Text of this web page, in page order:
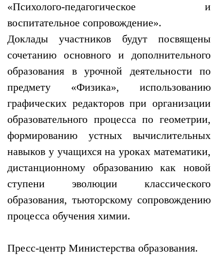
«Психолого-педагогическое и
воспитательное сопровождение».
Доклады участников будут посвящены
сочетанию основного и дополнительного
образования в урочной деятельности по
предмету «Физика», использованию
графических редакторов при организации
образовательного процесса по геометрии,
формированию устных вычислительных
навыков у учащихся на уроках математики,
дистанционному образованию как новой
ступени эволюции классического
образования, тьюторскому сопровождению
процесса обучения химии.
Пресс-центр Министерства образования.